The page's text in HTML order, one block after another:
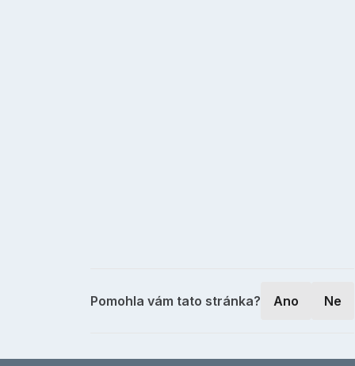
Pomohla vám tato stránka? Ano Ne